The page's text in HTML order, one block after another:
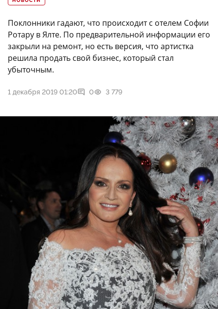
Поклонники гадают, что происходит с отелем Софии
Ротару в Ялте. По предварительной информации его
закрыли на ремонт, но есть версия, что артистка
решила продать свой бизнес, который стал
убыточным.
1 декабря 2019 01:20 0 3 779